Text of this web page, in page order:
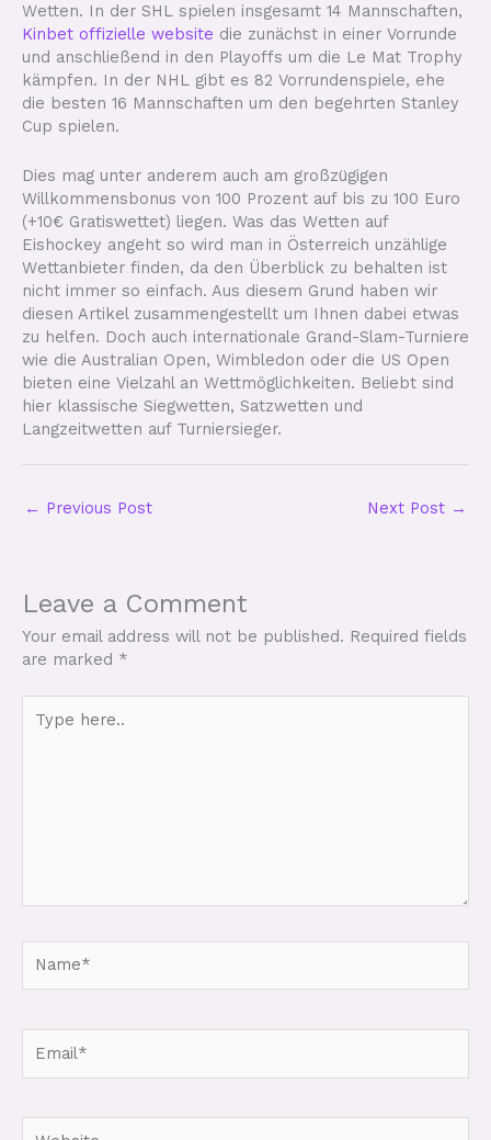
Wetten. In der SHL spielen insgesamt 14 Mannschaften,
Kinbet offizielle website die zunächst in einer Vorrunde
und anschließend in den Playoffs um die Le Mat Trophy
kämpfen. In der NHL gibt es 82 Vorrundenspiele, ehe
die besten 16 Mannschaften um den begehrten Stanley
Cup spielen.
Dies mag unter anderem auch am großzügigen
Willkommensbonus von 100 Prozent auf bis zu 100 Euro
(+10€ Gratiswettet) liegen. Was das Wetten auf
Eishockey angeht so wird man in Österreich unzählige
Wettanbieter finden, da den Überblick zu behalten ist
nicht immer so einfach. Aus diesem Grund haben wir
diesen Artikel zusammengestellt um Ihnen dabei etwas
zu helfen. Doch auch internationale Grand-Slam-Turniere
wie die Australian Open, Wimbledon oder die US Open
bieten eine Vielzahl an Wettmöglichkeiten. Beliebt sind
hier klassische Siegwetten, Satzwetten und
Langzeitwetten auf Turniersieger.
← Previous Post Next Post →
Leave a Comment
Your email address will not be published. Required fields
are marked *
here..